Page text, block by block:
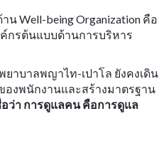
าน Well-being Organization คือ
กรต้นแบบด้านการบริหาร
าบาลพญาไท-เปาโล ยังคงเดิน
งพนักงานและสร้างมาตรฐาน
ชื่อว่า การดูแลคน คือการดูแล